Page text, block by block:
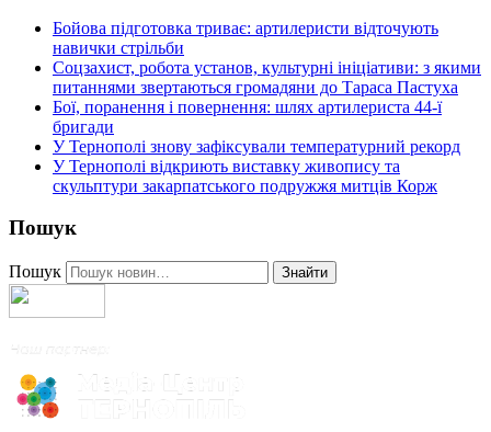
Бойова підготовка триває: артилеристи відточують
навички стрільби
Соцзахист, робота установ, культурні ініціативи: з якими
питаннями звертаються громадяни до Тараса Пастуха
Бої, поранення і повернення: шлях артилериста 44-ї
бригади
У Тернополі знову зафіксували температурний рекорд
У Тернополі відкриють виставку живопису та
скульптури закарпатського подружжя митців Корж
Пошук
Пошук Знайти